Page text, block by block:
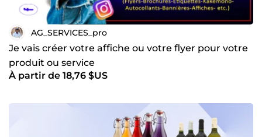
AG_SERVICES_pro
Je vais créer votre affiche ou votre flyer pour votre
produit ou service
À partir de 18,76 $US